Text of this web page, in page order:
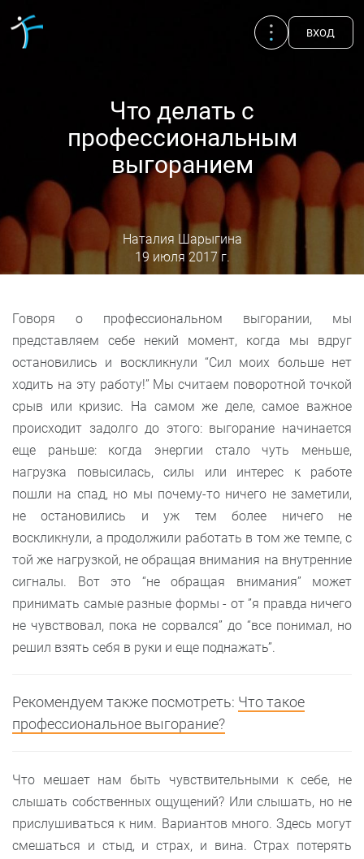
Терапевты
UAENRU
ВХОД
Что делать с
профессиональным
выгоранием
Наталия Шарыгина
19 июля 2017 г.
Говоря о профессиональном выгорании, мы
представляем себе некий момент, когда мы вдруг
остановились и воскликнули “Сил моих больше нет
ходить на эту работу!” Мы считаем поворотной точкой
срыв или кризис. На самом же деле, самое важное
происходит задолго до этого: выгорание начинается
еще раньше: когда энергии стало чуть меньше,
нагрузка повысилась, силы или интерес к работе
пошли на спад, но мы почему-то ничего не заметили,
не остановились и уж тем более ничего не
воскликнули, а продолжили работать в том же темпе, с
той же нагрузкой, не обращая внимания на внутренние
сигналы. Вот это “не обращая внимания” может
принимать самые разные формы - от ”я правда ничего
не чувствовал, пока не сорвался” до “все понимал, но
решил взять себя в руки и еще поднажать”.
Рекомендуем также посмотреть: Что такое
профессиональное выгорание?
Что мешает нам быть чувствительными к себе, не
слышать собственных ощущений? Или слышать, но не
прислушиваться к ним. Вариантов много. Здесь могут
смешаться и стыд, и страх, и вина. Страх потерять